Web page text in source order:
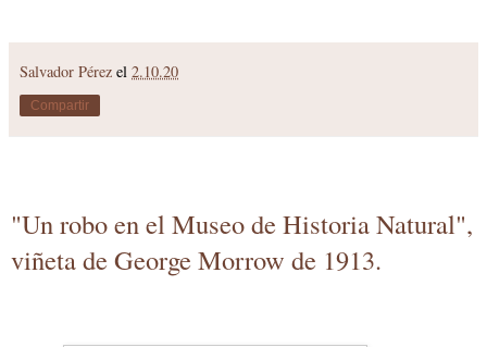
Salvador Pérez el 2.10.20
Compartir
"Un robo en el Museo de Historia Natural",
viñeta de George Morrow de 1913.